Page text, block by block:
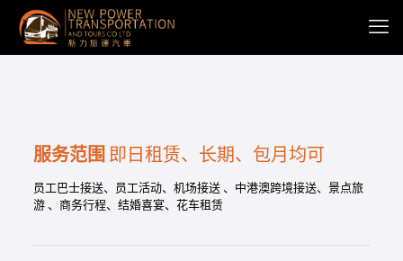
服务范围 即日租赁、长期、包月均可
员工巴士接送、员工活动、机场接送 、中港澳跨境接送、景点旅
游 、商务行程、结婚喜宴、花车租赁